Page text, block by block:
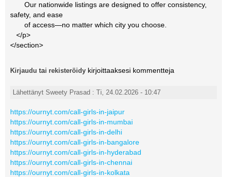
Our nationwide listings are designed to offer consistency,
safety, and ease
of access—no matter which city you choose.
</p>
</section>
Kirjaudu tai rekisteröidy kirjoittaaksesi kommentteja
Lähettänyt Sweety Prasad : Ti, 24.02.2026 - 10:47
https://ournyt.com/call-girls-in-jaipur
https://ournyt.com/call-girls-in-mumbai
https://ournyt.com/call-girls-in-delhi
https://ournyt.com/call-girls-in-bangalore
https://ournyt.com/call-girls-in-hyderabad
https://ournyt.com/call-girls-in-chennai
https://ournyt.com/call-girls-in-kolkata